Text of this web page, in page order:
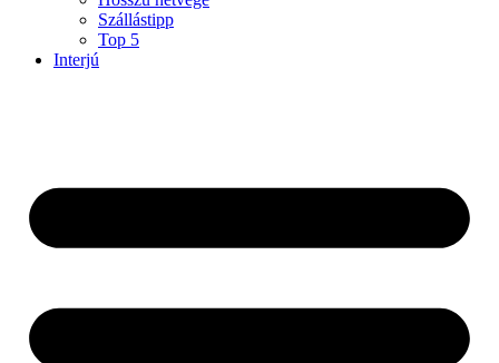
Szállástipp
Top 5
Interjú